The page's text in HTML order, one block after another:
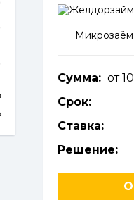
Микрозаём
Сумма: от
Срок:
Ставка:
Решение: